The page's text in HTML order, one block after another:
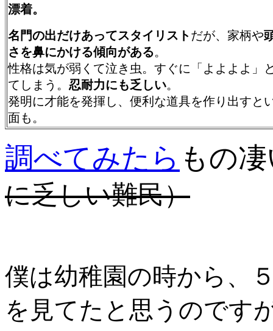
漂着。
名門の出だけあってスタイリストだが、家柄や
さを鼻にかける傾向がある。
性格は気が弱くて泣き虫。すぐに「よよよよ」
てしまう。 忍耐力にも乏しい。
発明に才能を発揮し、便利な道具を作り出すと
面も。
調べてみたら もの
に乏しい難民）
僕は幼稚園の時から、
を見てたと思うのです